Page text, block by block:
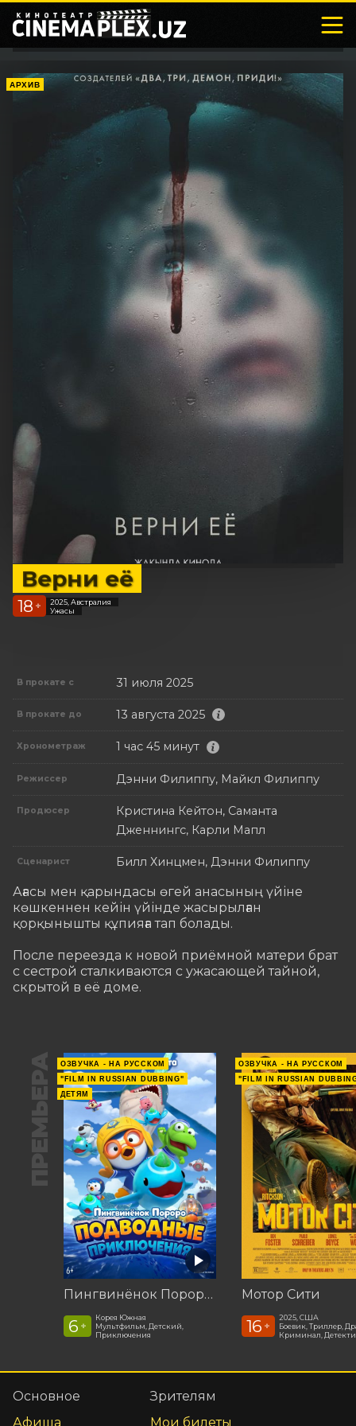
АРХИВ
Верни её
18 +
2025, Австралия
Ужасы
В прокате с 31 июля 2025
В прокате до 13 августа 2025
Хронометраж 1 час 45 минут
Режиссер Дэнни Филиппу, Майкл Филиппу
Продюсер
Кристина Кейтон, Саманта
Дженнингс, Карли Мапл
Сценарист Билл Хинцмен, Дэнни Филиппу
Ағасы мен қарындасы өгей анасының үйіне
көшкеннен кейін үйінде жасырылған
қорқынышты құпияға тап болады.
После переезда к новой приёмной матери брат
с сестрой сталкиваются с ужасающей тайной,
скрытой в её доме.
ПРЕМЬЕРА
ОЗВУЧКА - НА РУССКОМ
"FILM IN RUSSIAN DUBBING"
ДЕТЯМ
Пингвинёнок Пороро: Подводные приключения
6 +
Корея Южная
Мультфильм, Детский,
Приключения
ОЗВУЧКА - НА РУССКОМ
"FILM IN RUSSIAN
Мотор Сити
16 +
2025, США
Боевик, Триллер,
Криминал,
Основное
Афиша
Зрителям
Мои билеты